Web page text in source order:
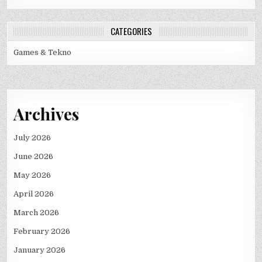
CATEGORIES
Games & Tekno
Archives
July 2026
June 2026
May 2026
April 2026
March 2026
February 2026
January 2026